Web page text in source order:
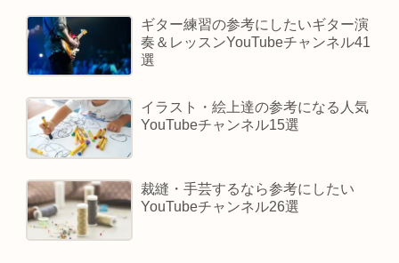
ギター練習の参考にしたいギター演
奏＆レッスンYouTubeチャンネル41
選
イラスト・絵上達の参考になる人気
YouTubeチャンネル15選
裁縫・手芸するなら参考にしたい
YouTubeチャンネル26選